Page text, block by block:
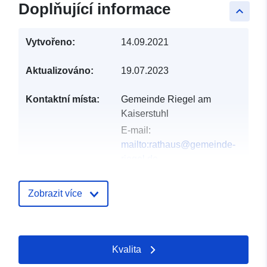
keyboard_arrow_up
Doplňující informace
Vytvořeno: 14.09.2021
Aktualizováno: 19.07.2023
Kontaktní místa:
Gemeinde Riegel am
Kaiserstuhl
E-mail:
mailto:rathaus@gemeinde-
http://www.gemeinde-
riegel.de
Zobrazit více
Kvalita